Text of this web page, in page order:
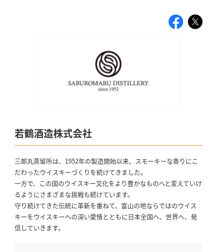
若鶴酒造株式会社
三郎丸蒸留所は、1952年の製造開始以来、スモーキーな香りにこ
だわったウイスキーづくりを続けてきました。
一方で、この国のウイスキー文化をより豊かなものへと変えていけ
るようにさまざまな挑戦も続けています。
守り続けてきた伝統に革新を重ねて、富山の地ならではのウイス
キーをウイスキーへの深い愛情とともに日本全国へ、世界へ、発
信していきます。